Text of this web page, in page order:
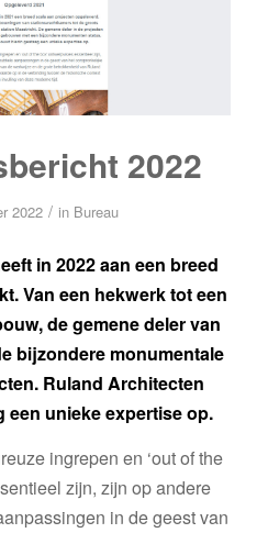
2022
2022 / in Bureau
in 2022 aan een breed
Van een hekwerk tot een
de gemene deler van
bijzondere monumentale
Ruland Architecten
een unieke expertise op.
ingrepen en ‘out of the
zijn, zijn op andere
in de geest van